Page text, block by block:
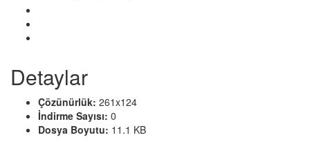
Detaylar
Çözünürlük: 261x124
İndirme Sayısı: 0
Dosya Boyutu: 11.1 KB